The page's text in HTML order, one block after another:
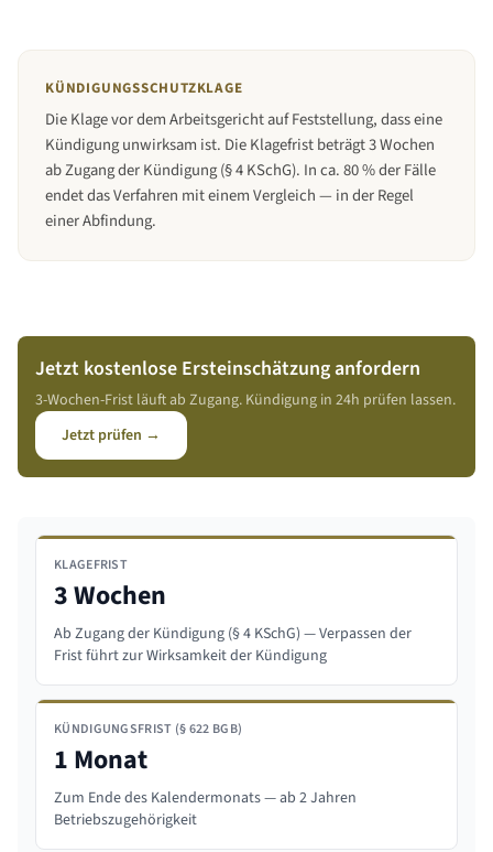
KÜNDIGUNGSSCHUTZKLAGE
Die Klage vor dem Arbeitsgericht auf Feststellung, dass eine
Kündigung unwirksam ist. Die Klagefrist beträgt 3 Wochen
ab Zugang der Kündigung (§ 4 KSchG). In ca. 80 % der Fälle
endet das Verfahren mit einem Vergleich — in der Regel
einer Abfindung.
Jetzt kostenlose Ersteinschätzung anfordern
3-Wochen-Frist läuft ab Zugang. Kündigung in 24h prüfen lassen.
Jetzt prüfen →
KLAGEFRIST
3 Wochen
Ab Zugang der Kündigung (§ 4 KSchG) — Verpassen der
Frist führt zur Wirksamkeit der Kündigung
KÜNDIGUNGSFRIST (§ 622 BGB)
1 Monat
Zum Ende des Kalendermonats — ab 2 Jahren
Betriebszugehörigkeit